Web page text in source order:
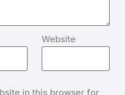
Website
in this browser for